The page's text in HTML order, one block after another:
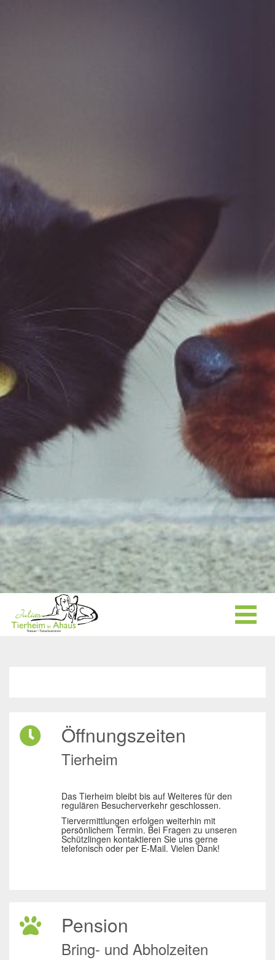
Öffnungszeiten
Tierheim
Das Tierheim bleibt bis auf Weiteres für den
regulären Besucherverkehr geschlossen.
Tiervermittlungen erfolgen weiterhin mit
persönlichem Termin. Bei Fragen zu unseren
Schützlingen kontaktieren Sie uns gerne
telefonisch oder per E-Mail. Vielen Dank!
Pension
Bring- und Abholzeiten